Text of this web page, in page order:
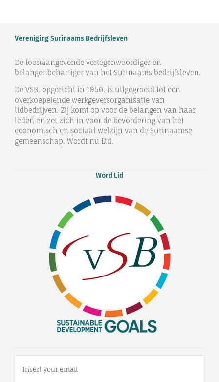
Vereniging Surinaams Bedrijfsleven
De toonaangevende vertegenwoordiger en
belangenbehartiger van het Surinaams bedrijfsleven.
De VSB, opgericht in 1950, is uitgegroeid tot een
overkoepelende werkgeversorganisatie van
lidbedrijven. Zij komt op voor de belangen van haar
leden en zet zich in voor de bevordering van het
economisch en sociaal welzijn van de Surinaamse
gemeenschap. Wordt nu Lid.
Word Lid